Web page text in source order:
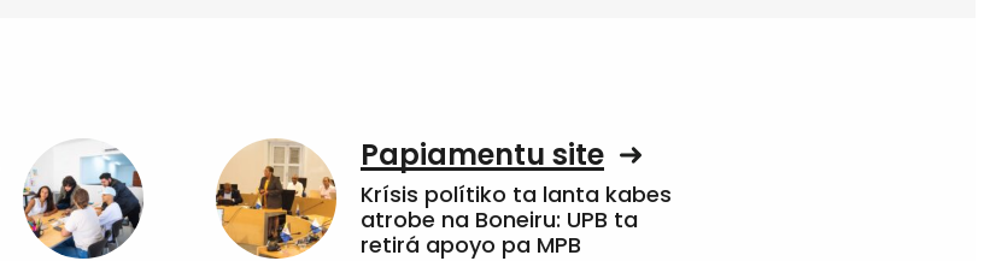
Papiamentu site
Krísis polítiko ta lanta kabes
atrobe na Boneiru: UPB ta
retirá apoyo pa MPB